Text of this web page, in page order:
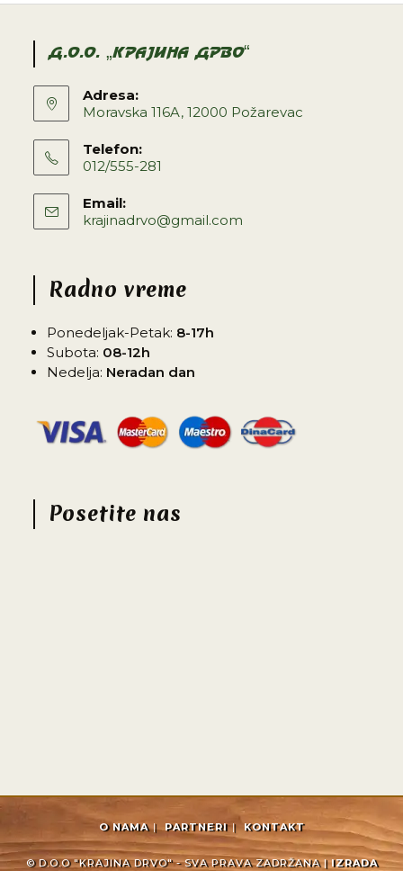
D.O.O. „KRAJINA DRVO“
Adresa:
Moravska 116A, 12000 Požarevac
Telefon:
012/555-281
Email:
krajinadrvo@gmail.com
Radno vreme
Ponedeljak-Petak: 8-17h
Subota: 08-12h
Nedelja: Neradan dan
Posetite nas
O NAMA PARTNERI KONTAKT
© D.O.O "KRAJINA DRVO" - SVA PRAVA ZADRŽANA | IZRADA